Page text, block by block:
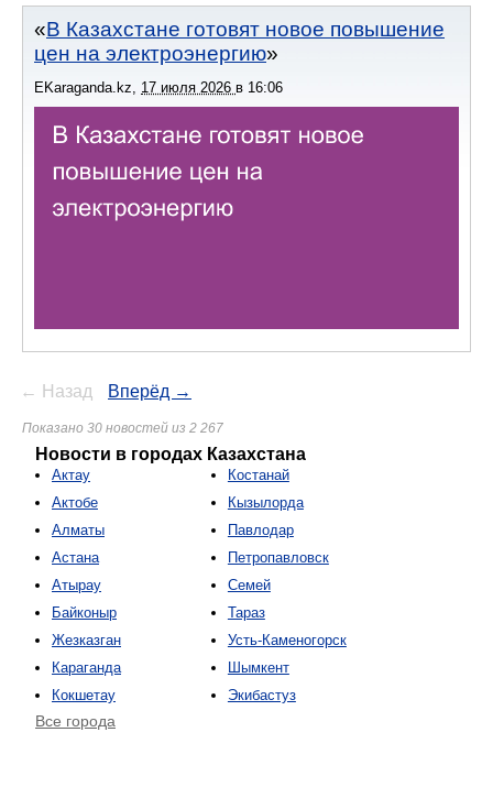
В Казахстане готовят новое повышение
цен на электроэнергию
EKaraganda.kz, 17 июля 2026 в 16:06
← Назад Вперёд →
Показано 30 новостей из 2 267
Новости в городах Казахстана
Актау
Актобе
Алматы
Астана
Атырау
Байконыр
Жезказган
Караганда
Кокшетау
Костанай
Кызылорда
Павлодар
Петропавловск
Семей
Тараз
Усть-Каменогорск
Шымкент
Экибастуз
Все города